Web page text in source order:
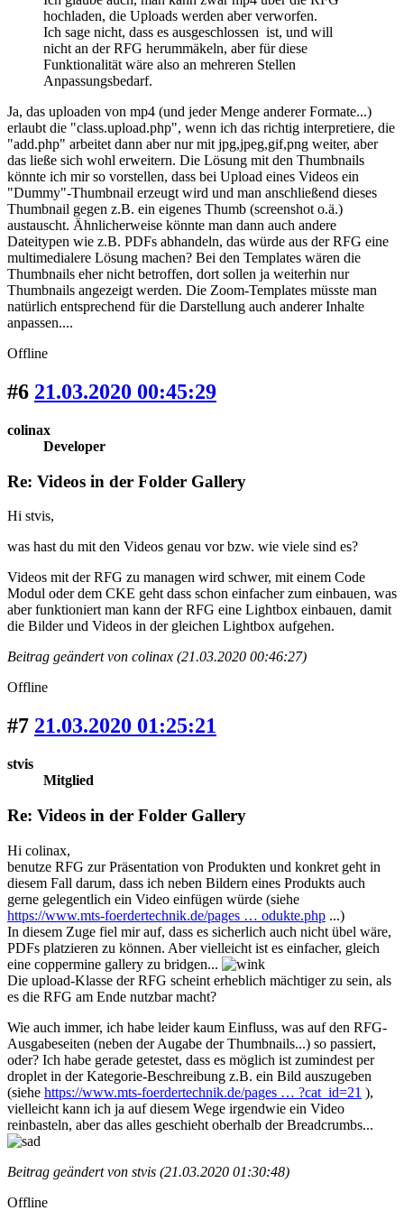
hochladen, die Uploads werden aber verworfen.
Ich sage nicht, dass es ausgeschlossen ist, und will
nicht an der RFG herummäkeln, aber für diese
Funktionalität wäre also an mehreren Stellen
Anpassungsbedarf.
Ja, das uploaden von mp4 (und jeder Menge anderer Formate...)
erlaubt die "class.upload.php", wenn ich das richtig interpretiere, die
"add.php" arbeitet dann aber nur mit jpg,jpeg,gif,png weiter, aber
das ließe sich wohl erweitern. Die Lösung mit den Thumbnails
könnte ich mir so vorstellen, dass bei Upload eines Videos ein
"Dummy"-Thumbnail erzeugt wird und man anschließend dieses
Thumbnail gegen z.B. ein eigenes Thumb (screenshot o.ä.)
austauscht. Ähnlicherweise könnte man dann auch andere
Dateitypen wie z.B. PDFs abhandeln, das würde aus der RFG eine
multimedialere Lösung machen? Bei den Templates wären die
Thumbnails eher nicht betroffen, dort sollen ja weiterhin nur
Thumbnails angezeigt werden. Die Zoom-Templates müsste man
natürlich entsprechend für die Darstellung auch anderer Inhalte
anpassen....
Offline
#6 21.03.2020 00:45:29
colinax
Developer
Re: Videos in der Folder Gallery
Hi stvis,
was hast du mit den Videos genau vor bzw. wie viele sind es?
Videos mit der RFG zu managen wird schwer, mit einem Code
Modul oder dem CKE geht dass schon einfacher zum einbauen, was
aber funktioniert man kann der RFG eine Lightbox einbauen, damit
die Bilder und Videos in der gleichen Lightbox aufgehen.
Beitrag geändert von colinax (21.03.2020 00:46:27)
Offline
#7 21.03.2020 01:25:21
stvis
Mitglied
Re: Videos in der Folder Gallery
Hi colinax,
benutze RFG zur Präsentation von Produkten und konkret geht in
diesem Fall darum, dass ich neben Bildern eines Produkts auch
gerne gelegentlich ein Video einfügen würde (siehe
https://www.mts-foerdertechnik.de/pages … odukte.php ...)
In diesem Zuge fiel mir auf, dass es sicherlich auch nicht übel wäre,
PDFs platzieren zu können. Aber vielleicht ist es einfacher, gleich
eine coppermine gallery zu bridgen...
Die upload-Klasse der RFG scheint erheblich mächtiger zu sein, als
es die RFG am Ende nutzbar macht?
Wie auch immer, ich habe leider kaum Einfluss, was auf den RFG-
Ausgabeseiten (neben der Augabe der Thumbnails...) so passiert,
oder? Ich habe gerade getestet, dass es möglich ist zumindest per
droplet in der Kategorie-Beschreibung z.B. ein Bild auszugeben
(siehe https://www.mts-foerdertechnik.de/pages … ?cat_id=21 ),
vielleicht kann ich ja auf diesem Wege irgendwie ein Video
reinbasteln, aber das alles geschieht oberhalb der Breadcrumbs...
Beitrag geändert von stvis (21.03.2020 01:30:48)
Offline